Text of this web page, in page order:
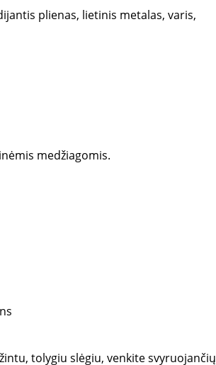
plienas, lietinis metalas, varis,
medžiagomis.
tolygiu slėgiu, venkite svyruojančių